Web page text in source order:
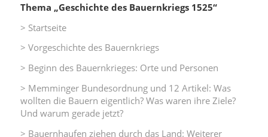
Thema „Geschichte des Bauernkriegs 1525“
> Startseite
> Vorgeschichte des Bauernkriegs
> Beginn des Bauernkrieges: Orte und Personen
> Memminger Bundesordnung und 12 Artikel: Was
wollten die Bauern eigentlich? Was waren ihre Ziele?
Und warum gerade jetzt?
> Bauernhaufen ziehen durch das Land: Weiterer